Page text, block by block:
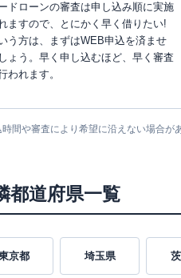
ドローンの審査は申し込み順に実施
ますので、とにかく早く借りたい!
う方は、まずはWEB申込を済ませ
ょう。早く申し込むほど、早く審査
われます。
時間や審査により希望に沿えない場合が
都道府県一覧
京都 埼玉県